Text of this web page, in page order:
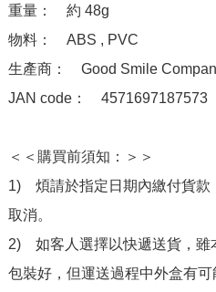
重量：　約 48g
物料：　ABS , PVC
生產商：　Good Smile
JAN code：　4571697187573
＜＜購買前須知：＞＞
1)　煩請於指定日期內繳付貨
取消。
2)　如客人選擇以快遞送貨，
包裝好，但運送過程中外盒有